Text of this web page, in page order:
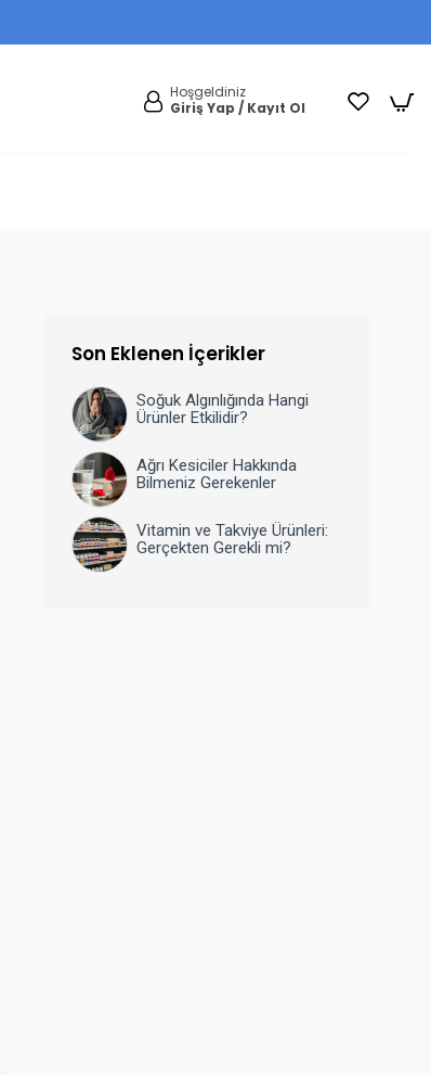
Hoşgeldiniz
Giriş Yap / Kayıt Ol
Son Eklenen İçerikler
Soğuk Algınlığında Hangi
Ürünler Etkilidir?
Ağrı Kesiciler Hakkında
Bilmeniz Gerekenler
Vitamin ve Takviye Ürünleri:
Gerçekten Gerekli mi?